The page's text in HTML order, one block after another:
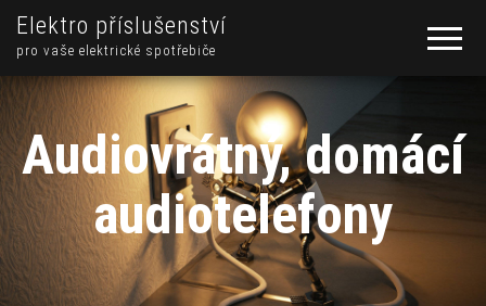
Elektro příslušenství
pro vaše elektrické spotřebiče
Audiovrátný, domácí
audiotelefony